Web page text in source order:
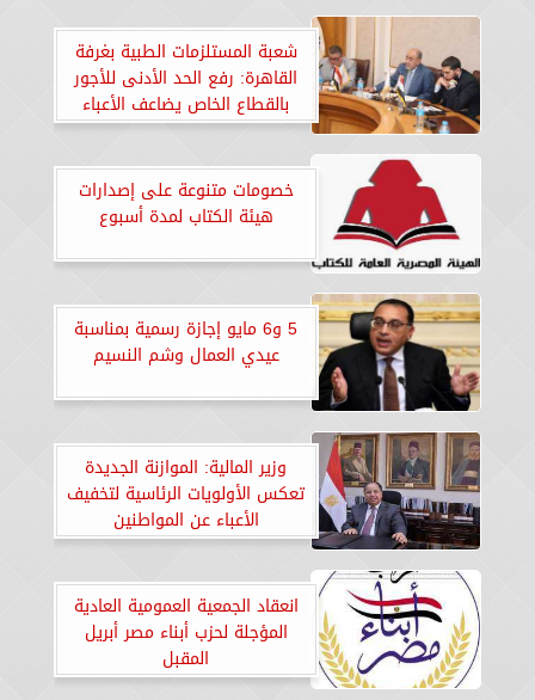
شعبة المستلزمات الطبية بغرفة
القاهرة: رفع الحد الأدنى للأجور
بالقطاع الخاص يضاعف الأعباء
على المجتمع الصناعي والتجاري
خصومات متنوعة على إصدارات
هيئة الكتاب لمدة أسبوع
5 و6 مايو إجازة رسمية بمناسبة
عيدي العمال وشم النسيم
وزير المالية: الموازنة الجديدة
تعكس الأولويات الرئاسية لتخفيف
الأعباء عن المواطنين
انعقاد الجمعية العمومية العادية
المؤجلة لحزب أبناء مصر أبريل
المقبل